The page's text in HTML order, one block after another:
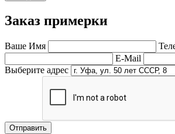
Заказ примерки
Ваше Имя
E-Mail
Выберите адрес
Отправить